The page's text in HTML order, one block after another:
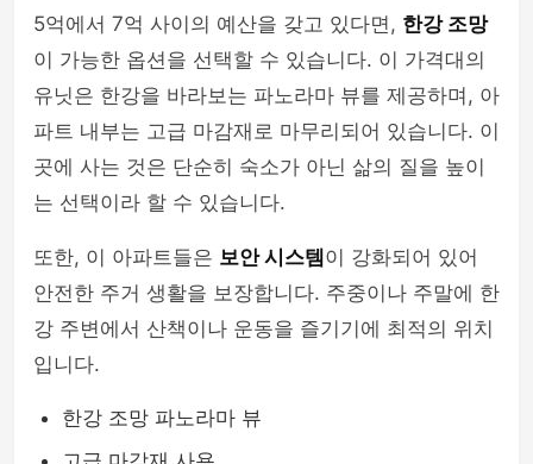
5억에서 7억 사이의 예산을 갖고 있다면, 한강 조망
이 가능한 옵션을 선택할 수 있습니다. 이 가격대의
유닛은 한강을 바라보는 파노라마 뷰를 제공하며, 아
파트 내부는 고급 마감재로 마무리되어 있습니다. 이
곳에 사는 것은 단순히 숙소가 아닌 삶의 질을 높이
는 선택이라 할 수 있습니다.
또한, 이 아파트들은 보안 시스템 이 강화되어 있어
안전한 주거 생활을 보장합니다. 주중이나 주말에 한
강 주변에서 산책이나 운동을 즐기기에 최적의 위치
입니다.
한강 조망 파노라마 뷰